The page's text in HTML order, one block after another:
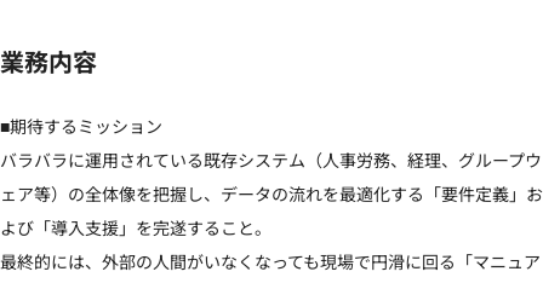
業務内容
■期待するミッション
バラバラに運用されている既存システム（人事労務、経理、グループウ
ェア等）の全体像を把握し、データの流れを最適化する「要件定義」お
よび「導入支援」を完遂すること。
最終的には、外部の人間がいなくなっても現場で円滑に回る「マニュア